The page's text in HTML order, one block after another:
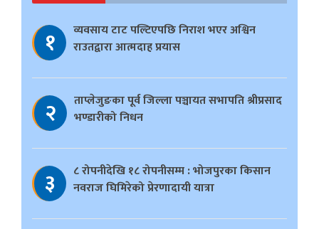
१
व्यवसाय टाट पल्टिएपछि निराश भएर अश्विन
राउतद्वारा आत्मदाह प्रयास
२
ताप्लेजुङका पूर्व जिल्ला पञ्चायत सभापति श्रीप्रसाद
भण्डारीको निधन
३
८ रोपनीदेखि १८ रोपनीसम्म : भोजपुरका किसान
नवराज घिमिरेको प्रेरणादायी यात्रा